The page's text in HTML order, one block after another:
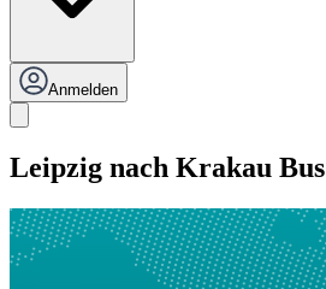
Anmelden
Leipzig nach Krakau Bus